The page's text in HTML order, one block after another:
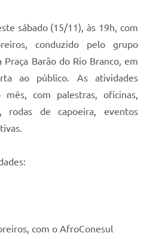
sábado (15/11), às 19h, com
conduzido pelo grupo
Barão do Rio Branco, em
ao público. As atividades
com palestras, oficinas,
rodas de capoeira, eventos
com o AfroConesul